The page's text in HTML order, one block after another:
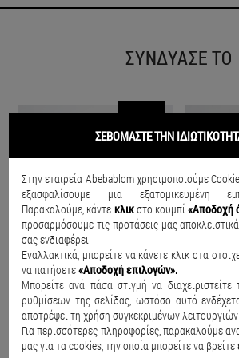
ΣΥΝΔΥΑΣΕ ΤΟ
ΣΕΒΟΜΑΣΤΕ ΤΗΝ
Στην εταιρεία Abebablom χρησιμοποιούμε
εξασφαλίσουμε μια εξατομικευμένη
Παρακαλούμε, κάντε κλικστο κουμπί«Αποδοχή
προσαρμόσουμε τις προτάσεις μας
σας ενδιαφέρει.
Εναλλακτικά, μπορείτε να κάνετε κλικ στα
να πατήσετε«Αποδοχή επιλογών».
Μπορείτε ανά πάσα στιγμή να
ρυθμίσεων της σελίδας, ωστόσο αυτό
αποτρέψει τη χρήση συγκεκριμένων
Για περισσότερες πληροφορίες, παρακαλούμε
μας για τα cookies, την οποία μπορείτε να βρείτε